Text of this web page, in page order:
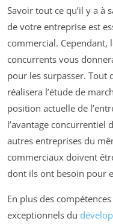
Savoir tout ce qu’il y a à
de votre entreprise est
commercial. Cependant,
concurrents vous
pour les surpasser.
réalisera l’étude de
position actuelle de
l’avantage concurrentiel
autres entreprises du
commerciaux doivent
dont ils ont besoin pour
En plus des
exceptionnels du